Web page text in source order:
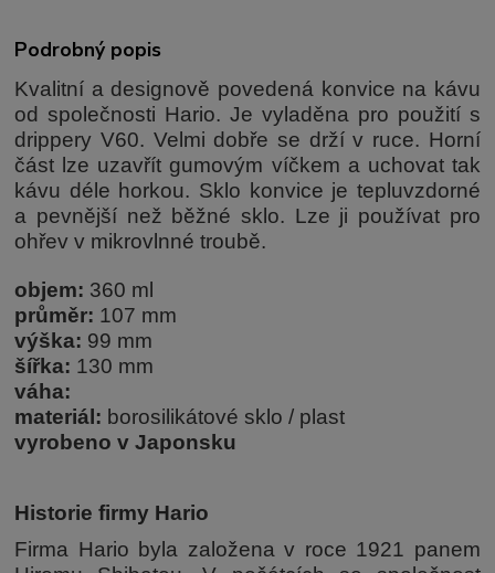
Podrobný popis
Kvalitní a designově povedená konvice na kávu
od společnosti Hario. Je vyladěna pro použití s
drippery V60. Velmi dobře se drží v ruce. Horní
část lze uzavřít gumovým víčkem a uchovat tak
kávu déle horkou. Sklo konvice je tepluvzdorné
a pevnější než běžné sklo. Lze ji používat pro
ohřev v mikrovlnné troubě.
objem: 360 ml
průměr: 107 mm
výška: 99 mm
šířka: 130 mm
váha:
materiál: borosilikátové sklo / plast
vyrobeno v Japonsku
Historie firmy Hario
Firma Hario byla založena v roce 1921 panem